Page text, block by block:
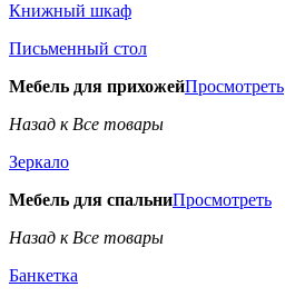
Книжный шкаф
Письменный стол
Мебель для прихожейПросмотреть
Назад к Все товары
Зеркало
Мебель для спальниПросмотреть
Назад к Все товары
Банкетка